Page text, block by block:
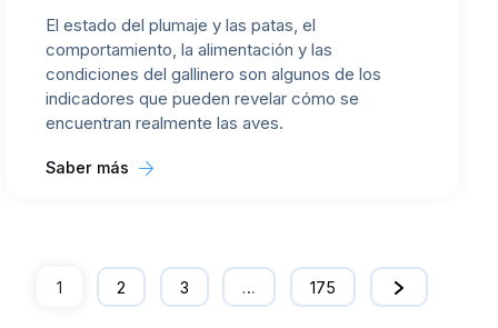
El estado del plumaje y las patas, el
comportamiento, la alimentación y las
condiciones del gallinero son algunos de los
indicadores que pueden revelar cómo se
encuentran realmente las aves.
Saber más
1 2 3 … 175